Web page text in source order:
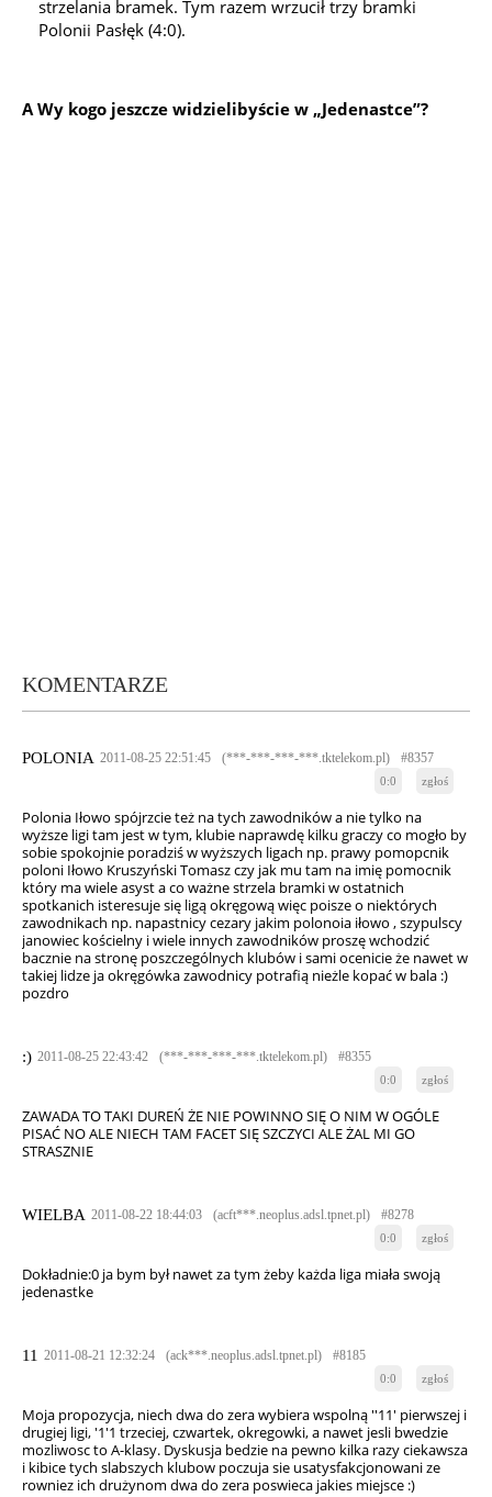
strzelania bramek. Tym razem wrzucił trzy bramki
Polonii Pasłęk (4:0).
A Wy kogo jeszcze widzielibyście w „Jedenastce”?
KOMENTARZE
POLONIA 2011-08-25 22:51:45 (***-***-***-***.tktelekom.pl) #8357
0:0 zgłoś
Polonia Iłowo spójrzcie też na tych zawodników a nie tylko na
wyższe ligi tam jest w tym, klubie naprawdę kilku graczy co mogło by
sobie spokojnie poradziś w wyższych ligach np. prawy pomopcnik
poloni Iłowo Kruszyński Tomasz czy jak mu tam na imię pomocnik
który ma wiele asyst a co ważne strzela bramki w ostatnich
spotkanich isteresuje się ligą okręgową więc poisze o niektórych
zawodnikach np. napastnicy cezary jakim polonoia iłowo , szypulscy
janowiec kościelny i wiele innych zawodników proszę wchodzić
bacznie na stronę poszczególnych klubów i sami ocenicie że nawet w
takiej lidze ja okręgówka zawodnicy potrafią nieżle kopać w bala :)
pozdro
:) 2011-08-25 22:43:42 (***-***-***-***.tktelekom.pl) #8355
0:0 zgłoś
ZAWADA TO TAKI DUREŃ ŻE NIE POWINNO SIĘ O NIM W OGÓLE
PISAĆ NO ALE NIECH TAM FACET SIĘ SZCZYCI ALE ŻAL MI GO
STRASZNIE
WIELBA 2011-08-22 18:44:03 (acft***.neoplus.adsl.tpnet.pl) #8278
0:0 zgłoś
Dokładnie:0 ja bym był nawet za tym żeby każda liga miała swoją
jedenastke
11 2011-08-21 12:32:24 (ack***.neoplus.adsl.tpnet.pl) #8185
0:0 zgłoś
Moja propozycja, niech dwa do zera wybiera wspolną ''11' pierwszej i
drugiej ligi, '1'1 trzeciej, czwartek, okregowki, a nawet jesli bwedzie
mozliwosc to A-klasy. Dyskusja bedzie na pewno kilka razy ciekawsza
i kibice tych slabszych klubow poczuja sie usatysfakcjonowani ze
rowniez ich drużynom dwa do zera poswieca jakies miejsce :)